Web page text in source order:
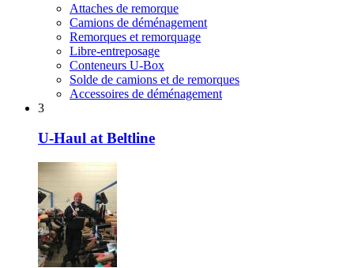
Attaches de remorque
Camions de déménagement
Remorques et remorquage
Libre-entreposage
Conteneurs U-Box
Solde de camions et de remorques
Accessoires de déménagement
3
U-Haul at Beltline